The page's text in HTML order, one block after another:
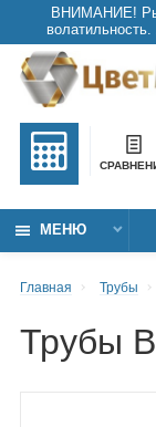
МЕНЮ
Главная Трубы
Трубы